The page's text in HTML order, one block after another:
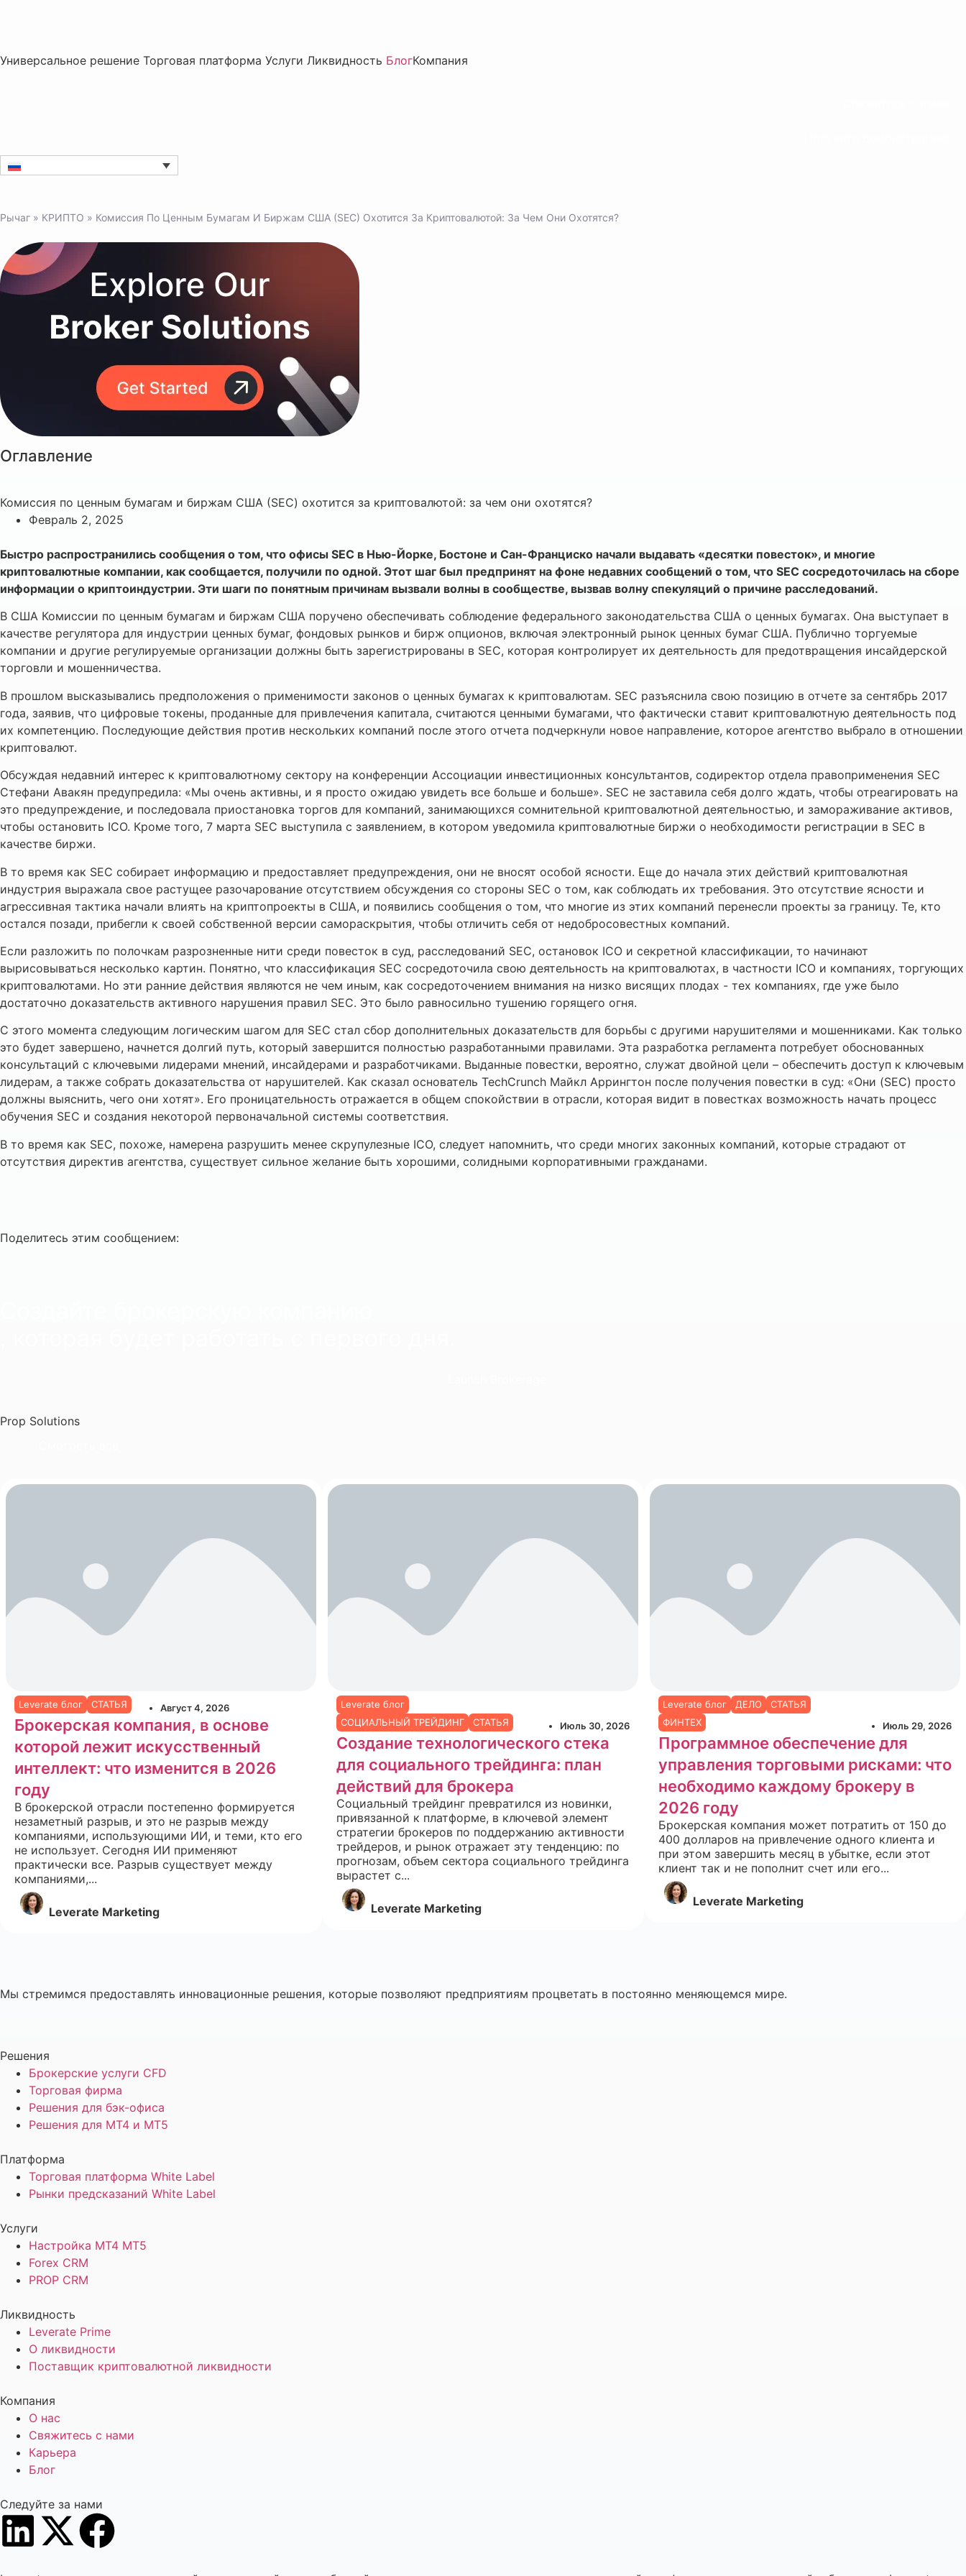
Универсальное решение Торговая платформа Услуги Ликвидность БлогКомпания
Рычаг » КРИПТО » Комиссия По Ценным Бумагам И Биржам США (SEC) Охотится За Криптовалютой: За Чем Они Охотятся?
Оглавление
Комиссия по ценным бумагам и биржам США (SEC) охотится за криптовалютой: за чем они охотятся?
Февраль 2, 2025
Быстро распространились сообщения о том, что офисы SEC в Нью-Йорке, Бостоне и Сан-Франциско начали выдавать «десятки повесток», и многие
криптовалютные компании, как сообщается, получили по одной. Этот шаг был предпринят на фоне недавних сообщений о том, что SEC сосредоточилась на сборе
информации о криптоиндустрии. Эти шаги по понятным причинам вызвали волны в сообществе, вызвав волну спекуляций о причине расследований.
В США Комиссии по ценным бумагам и биржам США поручено обеспечивать соблюдение федерального законодательства США о ценных бумагах. Она выступает в
качестве регулятора для индустрии ценных бумаг, фондовых рынков и бирж опционов, включая электронный рынок ценных бумаг США. Публично торгуемые
компании и другие регулируемые организации должны быть зарегистрированы в SEC, которая контролирует их деятельность для предотвращения инсайдерской
торговли и мошенничества.
В прошлом высказывались предположения о применимости законов о ценных бумагах к криптовалютам. SEC разъяснила свою позицию в отчете за сентябрь 2017
года, заявив, что цифровые токены, проданные для привлечения капитала, считаются ценными бумагами, что фактически ставит криптовалютную деятельность под
их компетенцию. Последующие действия против нескольких компаний после этого отчета подчеркнули новое направление, которое агентство выбрало в отношении
криптовалют.
Обсуждая недавний интерес к криптовалютному сектору на конференции Ассоциации инвестиционных консультантов, содиректор отдела правоприменения SEC
Стефани Авакян предупредила: «Мы очень активны, и я просто ожидаю увидеть все больше и больше». SEC не заставила себя долго ждать, чтобы отреагировать на
это предупреждение, и последовала приостановка торгов для компаний, занимающихся сомнительной криптовалютной деятельностью, и замораживание активов,
чтобы остановить ICO. Кроме того, 7 марта SEC выступила с заявлением, в котором уведомила криптовалютные биржи о необходимости регистрации в SEC в
качестве биржи.
В то время как SEC собирает информацию и предоставляет предупреждения, они не вносят особой ясности. Еще до начала этих действий криптовалютная
индустрия выражала свое растущее разочарование отсутствием обсуждения со стороны SEC о том, как соблюдать их требования. Это отсутствие ясности и
агрессивная тактика начали влиять на криптопроекты в США, и появились сообщения о том, что многие из этих компаний перенесли проекты за границу. Те, кто
остался позади, прибегли к своей собственной версии самораскрытия, чтобы отличить себя от недобросовестных компаний.
Если разложить по полочкам разрозненные нити среди повесток в суд, расследований SEC, остановок ICO и секретной классификации, то начинают
вырисовываться несколько картин. Понятно, что классификация SEC сосредоточила свою деятельность на криптовалютах, в частности ICO и компаниях, торгующих
криптовалютами. Но эти ранние действия являются не чем иным, как сосредоточением внимания на низко висящих плодах - тех компаниях, где уже было
достаточно доказательств активного нарушения правил SEC. Это было равносильно тушению горящего огня.
С этого момента следующим логическим шагом для SEC стал сбор дополнительных доказательств для борьбы с другими нарушителями и мошенниками. Как только
это будет завершено, начнется долгий путь, который завершится полностью разработанными правилами. Эта разработка регламента потребует обоснованных
консультаций с ключевыми лидерами мнений, инсайдерами и разработчиками. Выданные повестки, вероятно, служат двойной цели – обеспечить доступ к ключевым
лидерам, а также собрать доказательства от нарушителей. Как сказал основатель TechCrunch Майкл Аррингтон после получения повестки в суд: «Они (SEC) просто
должны выяснить, чего они хотят». Его проницательность отражается в общем спокойствии в отрасли, которая видит в повестках возможность начать процесс
обучения SEC и создания некоторой первоначальной системы соответствия.
В то время как SEC, похоже, намерена разрушить менее скрупулезные ICO, следует напомнить, что среди многих законных компаний, которые страдают от
отсутствия директив агентства, существует сильное желание быть хорошими, солидными корпоративными гражданами.
Поделитесь этим сообщением:
Prop Solutions
Leverate блог СТАТЬЯ Август 4, 2026
Брокерская компания, в основе
которой лежит искусственный
интеллект: что изменится в 2026
году
В брокерской отрасли постепенно формируется
незаметный разрыв, и это не разрыв между
компаниями, использующими ИИ, и теми, кто его
не использует. Сегодня ИИ применяют
практически все. Разрыв существует между
компаниями,...
Leverate Marketing
Leverate блог
СОЦИАЛЬНЫЙ ТРЕЙДИНГ
СТАТЬЯ Июль 30, 2026
Создание технологического стека
для социального трейдинга: план
действий для брокера
Социальный трейдинг превратился из новинки,
привязанной к платформе, в ключевой элемент
стратегии брокеров по поддержанию активности
трейдеров, и рынок отражает эту тенденцию: по
прогнозам, объем сектора социального трейдинга
вырастет с...
Leverate Marketing
Leverate блог ДЕЛО
СТАТЬЯ
ФИНТЕХ
Июль 29, 2026
Программное обеспечение для
управления торговыми рисками: что
необходимо каждому брокеру в
2026 году
Брокерская компания может потратить от 150 до
400 долларов на привлечение одного клиента и
при этом завершить месяц в убытке, если этот
клиент так и не пополнит счет или его...
Leverate Marketing
Мы стремимся предоставлять инновационные решения, которые позволяют предприятиям процветать в постоянно меняющемся мире.
Решения
Брокерские услуги CFD
Торговая фирма
Решения для бэк-офиса
Решения для MT4 и MT5
Платформа
Торговая платформа White Label
Рынки предсказаний White Label
Услуги
Настройка MT4 MT5
Forex CRM
PROP CRM
Ликвидность
Leverate Prime
О ликвидности
Поставщик криптовалютной ликвидности
Компания
О нас
Свяжитесь с нами
Карьера
Блог
Следуйте за нами